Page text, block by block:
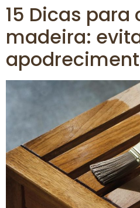
15 Dicas para
madeira: